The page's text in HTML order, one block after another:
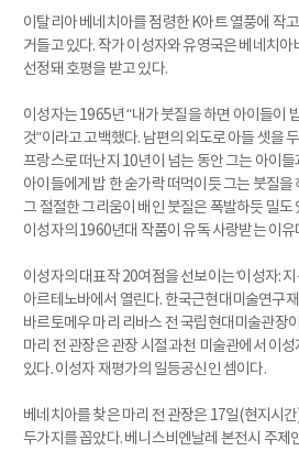
이탈리아 베네치아를 점령한 K아트 열풍에 작
거들고 있다. 작가 이성자와 유영국은 베네치
선정돼 호평을 받고 있다.
이성자는 1965년 “내가 붓질을 하면 아이들이
것”이라고 고백했다. 남편의 외도로 아들 셋을
프랑스로 떠난지 10년이 넘는 동안 그는 아이
아이들에게 밥 한 숟가락 떠먹이듯 그는 붓질을
그 절절한 그리움이 배인 붓질은 폭발하듯 밀도
이성자의 1960년대 작품이 유독 사랑받는 이유
이성자의 대표작 20여점을 선보이는 ‘이성자:
아르테노바에서 열린다. 한국근현대미술연구
바르토메우 마리 리바스 전 국립현대미술관장
마리 전 관장은 관장 시절 과천 미술관에서 이
있다. 이성자 재평가의 일등공신인 셈이다.
베네치아를 찾은 마리 전 관장은 17일(현지시
두가지를 꼽았다. 베니스비엔날레 본전시 주제